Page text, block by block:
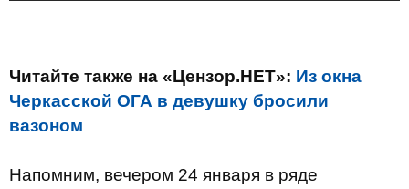
Читайте также на «Цензор.НЕТ»: Из окна
Черкасской ОГА в девушку бросили
вазоном
Напомним, вечером 24 января в ряде